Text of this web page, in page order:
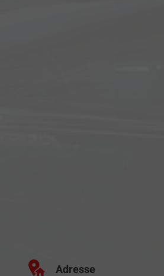
Adresse